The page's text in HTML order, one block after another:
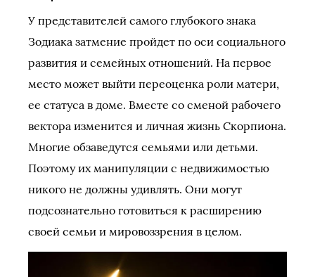
У представителей самого глубокого знака
Зодиака затмение пройдет по оси социального
развития и семейных отношений. На первое
место может выйти переоценка роли матери,
ее статуса в доме. Вместе со сменой рабочего
вектора изменится и личная жизнь Скорпиона.
Многие обзаведутся семьями или детьми.
Поэтому их манипуляции с недвижимостью
никого не должны удивлять. Они могут
подсознательно готовиться к расширению
своей семьи и мировоззрения в целом.